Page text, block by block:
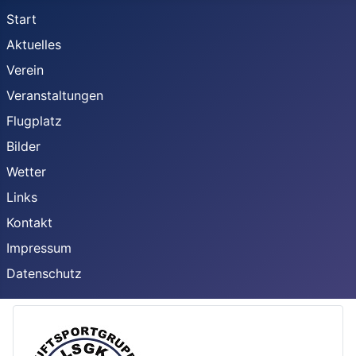
Start
Aktuelles
Verein
Veranstaltungen
Flugplatz
Bilder
Wetter
Links
Kontakt
Impressum
Datenschutz